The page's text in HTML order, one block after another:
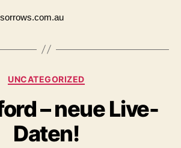
Kategorien
UNCATEGORIZED
– neue Live-
Daten!